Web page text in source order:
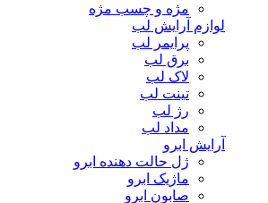
مژه و چسب مژه
لوازم آرایش لب
پرایمر لب
برق لب
لاک لب
تینت لب
رژ لب
مداد لب
آرایش ابرو
ژل حالت دهنده ابرو
ماژیک ابرو
صابون ابرو